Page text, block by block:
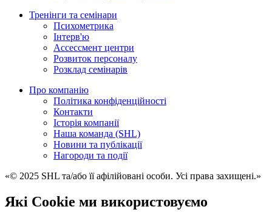
Тренінги та семінари
Психометрика
Iнтерв'ю
Ассессмент центри
Розвиток персоналу
Розклад семінарів
Про компанію
Політика конфіденційності
Контакти
Історія компанії
Наша команда (SHL)
Новини та публікації
Нагороди та події
«© 2025 SHL та/або її афілійовані особи. Усі права захищені.»
Які Cookie ми використовуємо